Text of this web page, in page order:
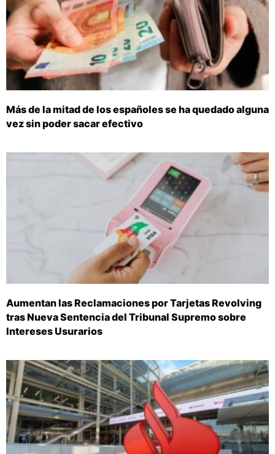
Más de la mitad de los españoles se ha quedado alguna
vez sin poder sacar efectivo
Aumentan las Reclamaciones por Tarjetas Revolving
tras Nueva Sentencia del Tribunal Supremo sobre
Intereses Usurarios